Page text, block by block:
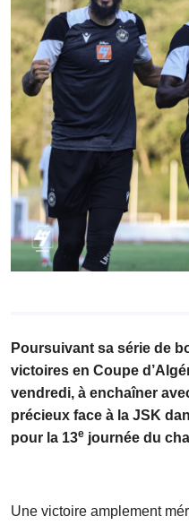
Poursuivant sa série de
victoires en Coupe
vendredi, à enchaîner
précieux face à la JSK
pour la 13e journée du
Une victoire amplement